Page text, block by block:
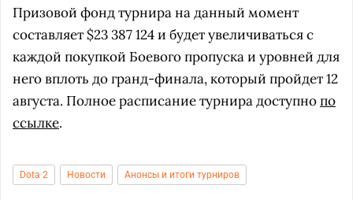
Призовой фонд турнира на данный момент
составляет $23 387 124 и будет увеличиваться с
каждой покупкой Боевого пропуска и уровней для
него вплоть до гранд-финала, который пройдет 12
августа. Полное расписание турнира доступнопо
ссылке.
Dota 2 Новости Анонсы и итоги турниров